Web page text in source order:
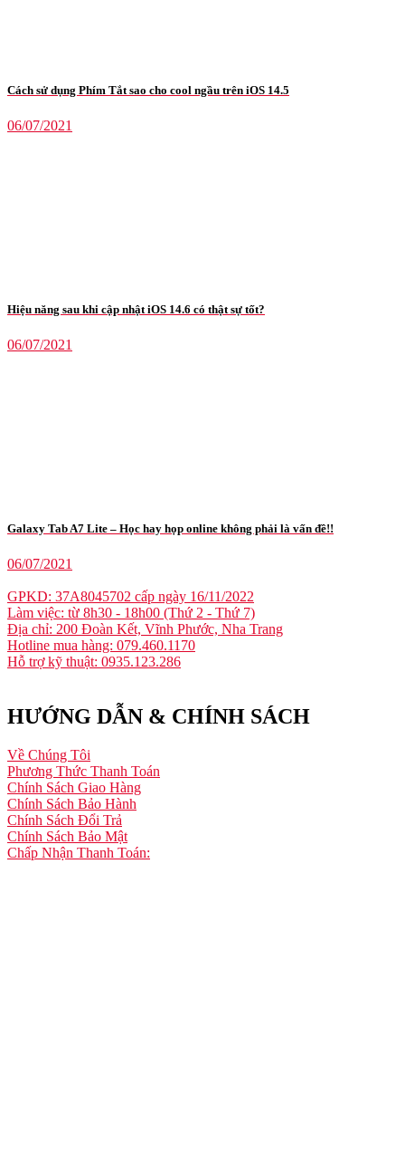
Cách sử dụng Phím Tắt sao cho cool ngầu trên iOS 14.5
06/07/2021
Hiệu năng sau khi cập nhật iOS 14.6 có thật sự tốt?
06/07/2021
Galaxy Tab A7 Lite – Học hay họp online không phải là vấn đề!!
06/07/2021
GPKD: 37A8045702 cấp ngày 16/11/2022
Làm việc: từ 8h30 - 18h00 (Thứ 2 - Thứ 7)
Địa chỉ: 200 Đoàn Kết, Vĩnh Phước, Nha Trang
Hotline mua hàng: 079.460.1170
Hỗ trợ kỹ thuật: 0935.123.286
HƯỚNG DẪN & CHÍNH SÁCH
Về Chúng Tôi
Phương Thức Thanh Toán
Chính Sách Giao Hàng
Chính Sách Bảo Hành
Chính Sách Đổi Trả
Chính Sách Bảo Mật
Chấp Nhận Thanh Toán: